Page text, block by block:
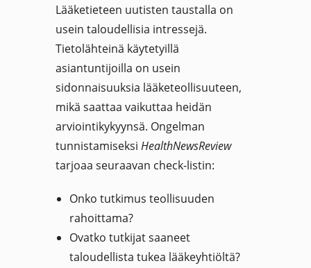
Lääketieteen uutisten taustalla on
usein taloudellisia intressejä.
Tietolähteinä käytetyillä
asiantuntijoilla on usein
sidonnaisuuksia lääketeollisuuteen,
mikä saattaa vaikuttaa heidän
arviointikykyynsä. Ongelman
tunnistamiseksi HealthNewsReview
tarjoaa seuraavan check-listin:
Onko tutkimus teollisuuden
rahoittama?
Ovatko tutkijat saaneet
taloudellista tukea lääkeyhtiöltä?